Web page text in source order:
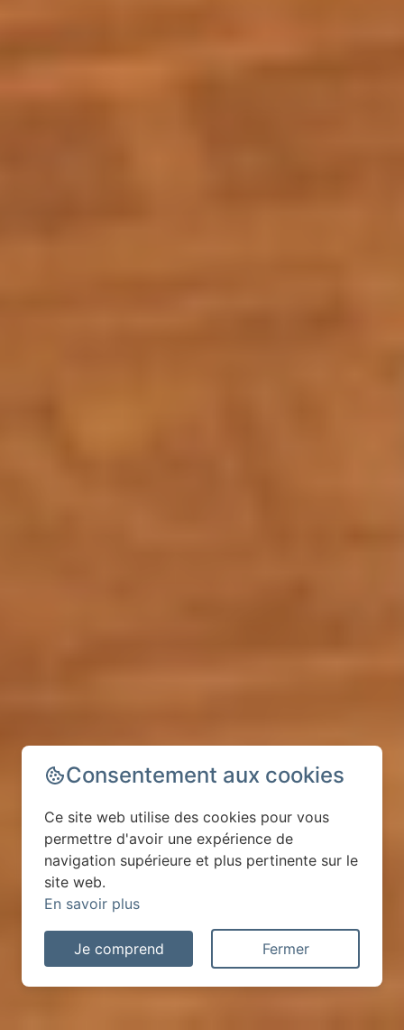
Consentement aux cookies
Ce site web utilise des cookies pour vous
permettre d'avoir une expérience de
navigation supérieure et plus pertinente sur le
site web.
En savoir plus
Je comprend Fermer